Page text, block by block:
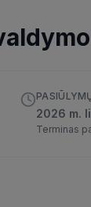
2026 m.
Terminas